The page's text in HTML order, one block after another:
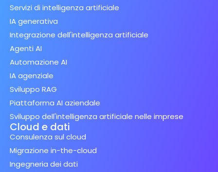
Servizi di intelligenza artificiale
IA generativa
Integrazione dell'intelligenza artificiale
Agenti AI
Automazione AI
IA agenziale
Sviluppo RAG
Piattaforma AI aziendale
Sviluppo dell'intelligenza artificiale nelle imprese
Cloud e dati
Consulenza sul cloud
Migrazione in-the-cloud
Ingegneria dei dati